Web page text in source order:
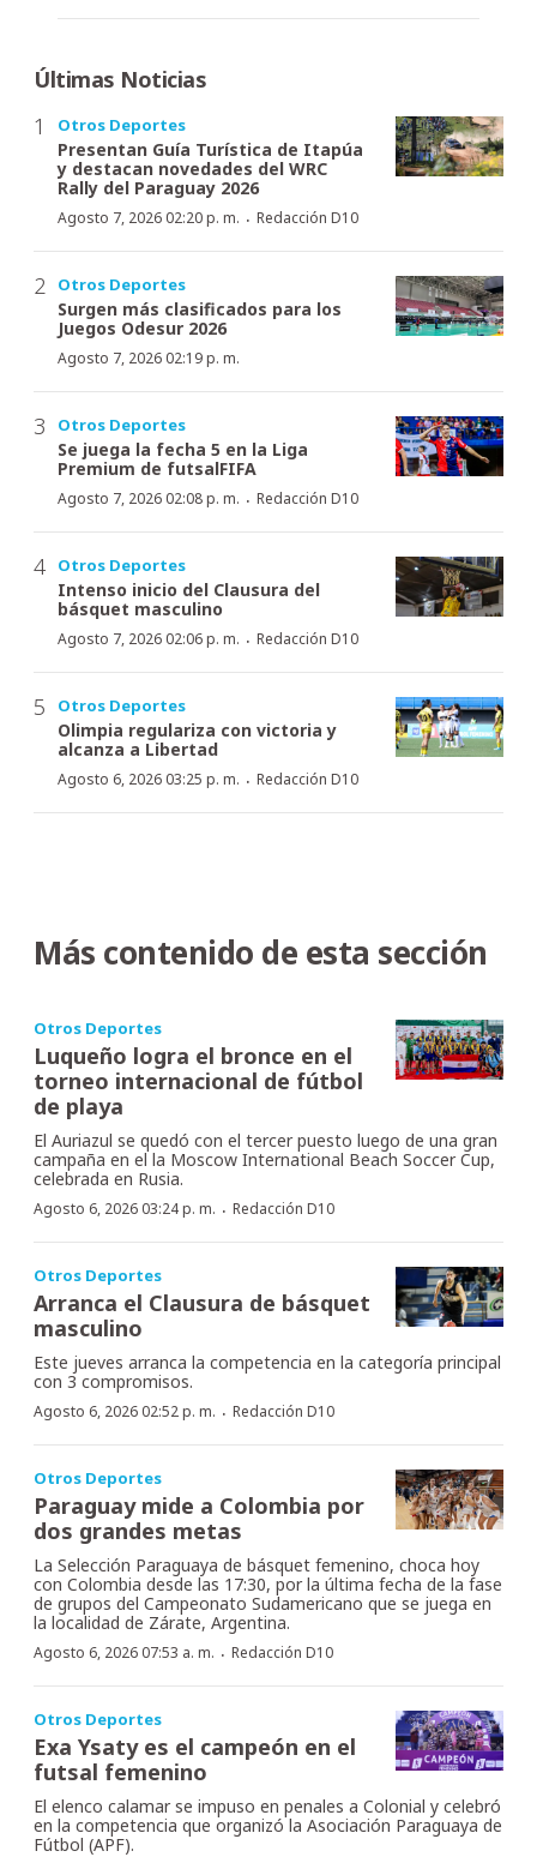
Últimas Noticias
Otros Deportes
Presentan Guía Turística de Itapúa
y destacan novedades del WRC
Rally del Paraguay 2026
Agosto 7, 2026 02:20 p. m. · Redacción D10
Otros Deportes
Surgen más clasificados para los
Juegos Odesur 2026
Agosto 7, 2026 02:19 p. m.
Otros Deportes
Se juega la fecha 5 en la Liga
Premium de futsalFIFA
Agosto 7, 2026 02:08 p. m. · Redacción D10
Otros Deportes
Intenso inicio del Clausura del
básquet masculino
Agosto 7, 2026 02:06 p. m. · Redacción D10
Otros Deportes
Olimpia regulariza con victoria y
alcanza a Libertad
Agosto 6, 2026 03:25 p. m. · Redacción D10
Más contenido de esta sección
Otros Deportes
Luqueño logra el bronce en el
torneo internacional de fútbol
de playa
El Auriazul se quedó con el tercer puesto luego de una gran
campaña en el la Moscow International Beach Soccer Cup,
celebrada en Rusia.
Agosto 6, 2026 03:24 p. m. · Redacción D10
Otros Deportes
Arranca el Clausura de básquet
masculino
Este jueves arranca la competencia en la categoría principal
con 3 compromisos.
Agosto 6, 2026 02:52 p. m. · Redacción D10
Otros Deportes
Paraguay mide a Colombia por
dos grandes metas
La Selección Paraguaya de básquet femenino, choca hoy
con Colombia desde las 17:30, por la última fecha de la fase
de grupos del Campeonato Sudamericano que se juega en
la localidad de Zárate, Argentina.
Agosto 6, 2026 07:53 a. m. · Redacción D10
Otros Deportes
Exa Ysaty es el campeón en el
futsal femenino
El elenco calamar se impuso en penales a Colonial y celebró
en la competencia que organizó la Asociación Paraguaya de
Fútbol (APF).